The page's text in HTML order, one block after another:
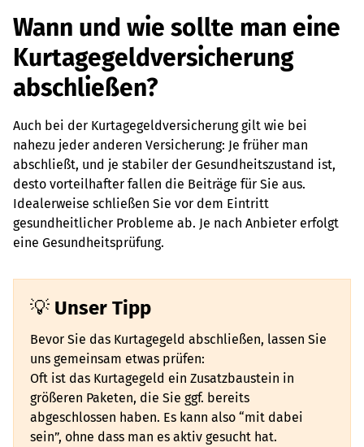
Wann und wie sollte man eine
Kurtagegeldversicherung
abschließen?
Auch bei der Kurtagegeldversicherung gilt wie bei
nahezu jeder anderen Versicherung: Je früher man
abschließt, und je stabiler der Gesundheitszustand ist,
desto vorteilhafter fallen die Beiträge für Sie aus.
Idealerweise schließen Sie vor dem Eintritt
gesundheitlicher Probleme ab. Je nach Anbieter erfolgt
eine Gesundheitsprüfung.
Unser Tipp
Bevor Sie das Kurtagegeld abschließen, lassen Sie
uns gemeinsam etwas prüfen:
Oft ist das Kurtagegeld ein Zusatzbaustein in
größeren Paketen, die Sie ggf. bereits
abgeschlossen haben. Es kann also “mit dabei
sein”, ohne dass man es aktiv gesucht hat.